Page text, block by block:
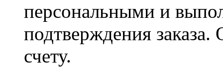
персональными и
подтверждения заказа.
счету.